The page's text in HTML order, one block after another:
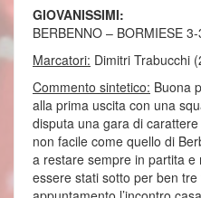
GIOVANISSIMI:
BERBENNO – BORMIESE 3-
Marcatori: Dimitri Trabucchi
Commento sintetico: Buona
alla prima uscita con una
disputa una gara di
non facile come quello di
a restare sempre in partita
essere stati sotto per ben